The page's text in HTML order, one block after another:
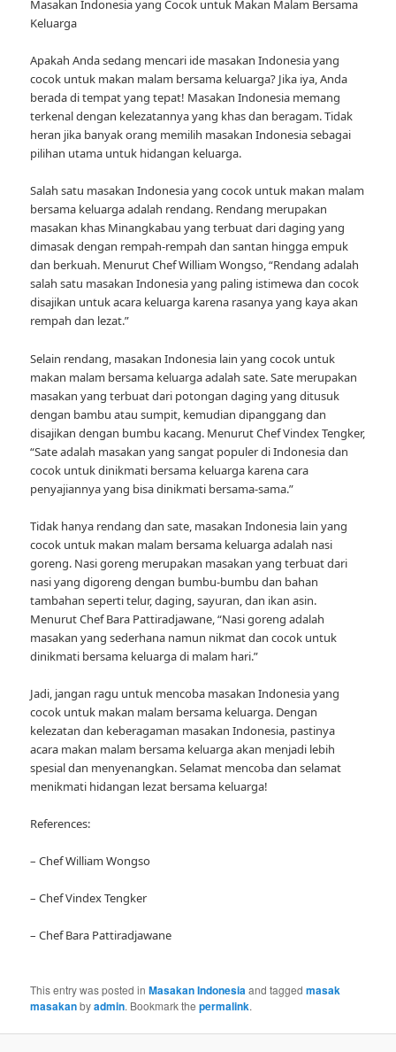
Masakan Indonesia yang Cocok untuk Makan Malam Bersama
Keluarga
Apakah Anda sedang mencari ide masakan Indonesia yang
cocok untuk makan malam bersama keluarga? Jika iya, Anda
berada di tempat yang tepat! Masakan Indonesia memang
terkenal dengan kelezatannya yang khas dan beragam. Tidak
heran jika banyak orang memilih masakan Indonesia sebagai
pilihan utama untuk hidangan keluarga.
Salah satu masakan Indonesia yang cocok untuk makan malam
bersama keluarga adalah rendang. Rendang merupakan
masakan khas Minangkabau yang terbuat dari daging yang
dimasak dengan rempah-rempah dan santan hingga empuk
dan berkuah. Menurut Chef William Wongso, “Rendang adalah
salah satu masakan Indonesia yang paling istimewa dan cocok
disajikan untuk acara keluarga karena rasanya yang kaya akan
rempah dan lezat.”
Selain rendang, masakan Indonesia lain yang cocok untuk
makan malam bersama keluarga adalah sate. Sate merupakan
masakan yang terbuat dari potongan daging yang ditusuk
dengan bambu atau sumpit, kemudian dipanggang dan
disajikan dengan bumbu kacang. Menurut Chef Vindex Tengker,
“Sate adalah masakan yang sangat populer di Indonesia dan
cocok untuk dinikmati bersama keluarga karena cara
penyajiannya yang bisa dinikmati bersama-sama.”
Tidak hanya rendang dan sate, masakan Indonesia lain yang
cocok untuk makan malam bersama keluarga adalah nasi
goreng. Nasi goreng merupakan masakan yang terbuat dari
nasi yang digoreng dengan bumbu-bumbu dan bahan
tambahan seperti telur, daging, sayuran, dan ikan asin.
Menurut Chef Bara Pattiradjawane, “Nasi goreng adalah
masakan yang sederhana namun nikmat dan cocok untuk
dinikmati bersama keluarga di malam hari.”
Jadi, jangan ragu untuk mencoba masakan Indonesia yang
cocok untuk makan malam bersama keluarga. Dengan
kelezatan dan keberagaman masakan Indonesia, pastinya
acara makan malam bersama keluarga akan menjadi lebih
spesial dan menyenangkan. Selamat mencoba dan selamat
menikmati hidangan lezat bersama keluarga!
References:
– Chef William Wongso
– Chef Vindex Tengker
– Chef Bara Pattiradjawane
This entry was posted inMasakan Indonesiaand taggedmasak
masakanbyadmin. Bookmark thepermalink.